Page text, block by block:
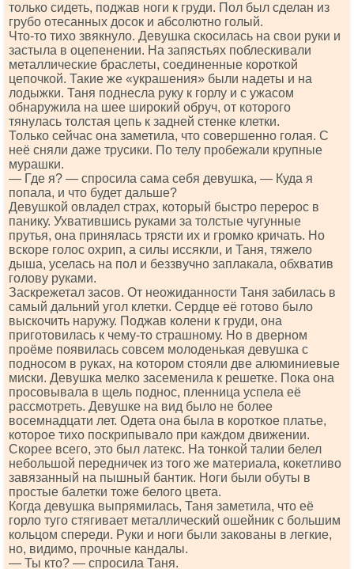
только сидеть, поджав ноги к груди. Пол был сделан из
грубо отесанных досок и абсолютно голый.
Что-то тихо звякнуло. Девушка скосилась на свои руки и
застыла в оцепенении. На запястьях поблескивали
металлические браслеты, соединенные короткой
цепочкой. Такие же «украшения» были надеты и на
лодыжки. Таня поднесла руку к горлу и с ужасом
обнаружила на шее широкий обруч, от которого
тянулась толстая цепь к задней стенке клетки.
Только сейчас она заметила, что совершенно голая. С
неё сняли даже трусики. По телу пробежали крупные
мурашки.
— Где я? — спросила сама себя девушка, — Куда я
попала, и что будет дальше?
Девушкой овладел страх, который быстро перерос в
панику. Ухватившись руками за толстые чугунные
прутья, она принялась трясти их и громко кричать. Но
вскоре голос охрип, а силы иссякли, и Таня, тяжело
дыша, уселась на пол и беззвучно заплакала, обхватив
голову руками.
Заскрежетал засов. От неожиданности Таня забилась в
самый дальний угол клетки. Сердце её готово было
выскочить наружу. Поджав колени к груди, она
приготовилась к чему-то страшному. Но в дверном
проёме появилась совсем молоденькая девушка с
подносом в руках, на котором стояли две алюминиевые
миски. Девушка мелко засеменила к решетке. Пока она
просовывала в щель поднос, пленница успела её
рассмотреть. Девушке на вид было не более
восемнадцати лет. Одета она была в короткое платье,
которое тихо поскрипывало при каждом движении.
Скорее всего, это был латекс. На тонкой талии белел
небольшой передничек из того же материала, кокетливо
завязанный на пышный бантик. Ноги были обуты в
простые балетки тоже белого цвета.
Когда девушка выпрямилась, Таня заметила, что её
горло туго стягивает металлический ошейник с большим
кольцом спереди. Руки и ноги были закованы в легкие,
но, видимо, прочные кандалы.
— Ты кто? — спросила Таня.